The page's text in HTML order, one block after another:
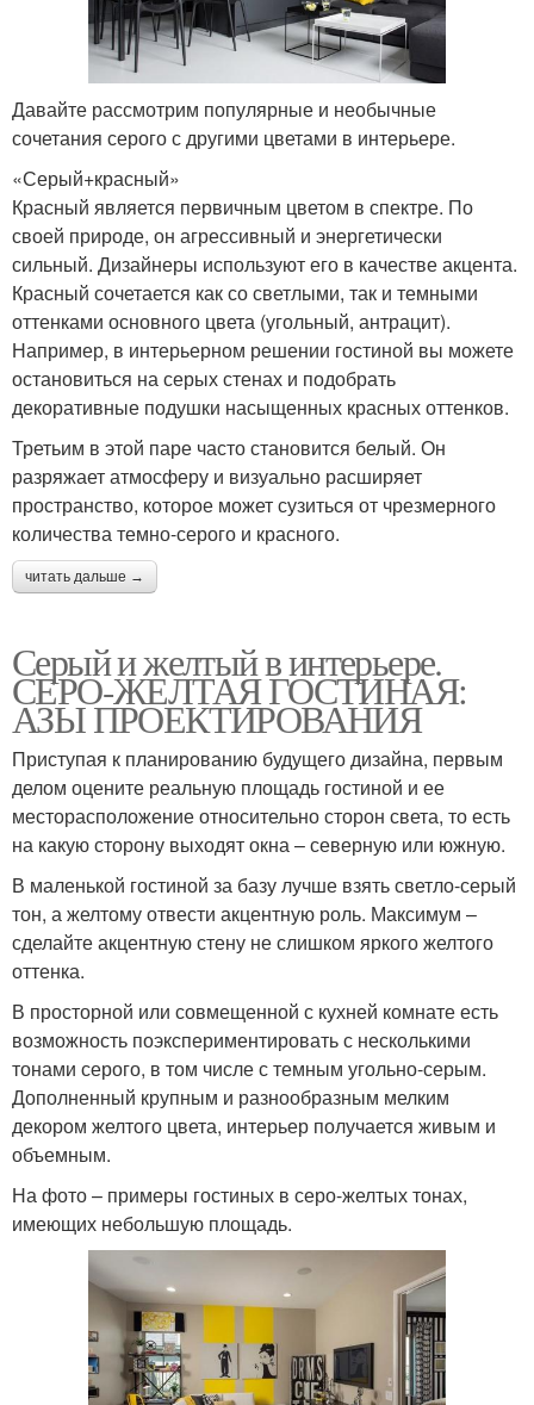
Давайте рассмотрим популярные и необычные
сочетания серого с другими цветами в интерьере.
«Серый+красный»
Красный является первичным цветом в спектре. По
своей природе, он агрессивный и энергетически
сильный. Дизайнеры используют его в качестве акцента.
Красный сочетается как со светлыми, так и темными
оттенками основного цвета (угольный, антрацит).
Например, в интерьерном решении гостиной вы можете
остановиться на серых стенах и подобрать
декоративные подушки насыщенных красных оттенков.
Третьим в этой паре часто становится белый. Он
разряжает атмосферу и визуально расширяет
пространство, которое может сузиться от чрезмерного
количества темно-серого и красного.
читать дальше →
Серый и желтый в интерьере.
СЕРО-ЖЕЛТАЯ ГОСТИНАЯ:
АЗЫ ПРОЕКТИРОВАНИЯ
Приступая к планированию будущего дизайна, первым
делом оцените реальную площадь гостиной и ее
месторасположение относительно сторон света, то есть
на какую сторону выходят окна – северную или южную.
В маленькой гостиной за базу лучше взять светло-серый
тон, а желтому отвести акцентную роль. Максимум –
сделайте акцентную стену не слишком яркого желтого
оттенка.
В просторной или совмещенной с кухней комнате есть
возможность поэкспериментировать с несколькими
тонами серого, в том числе с темным угольно-серым.
Дополненный крупным и разнообразным мелким
декором желтого цвета, интерьер получается живым и
объемным.
На фото – примеры гостиных в серо-желтых тонах,
имеющих небольшую площадь.